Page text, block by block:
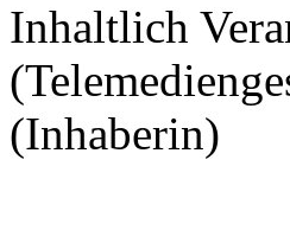
Inhaltlich
(Inhaberin)